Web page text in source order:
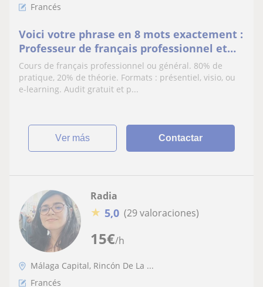
Francés
Voici votre phrase en 8 mots exactement :
Professeur de français professionnel et
conversationnel toutes catégories
Cours de français professionnel ou général. 80% de
pratique, 20% de théorie. Formats : présentiel, visio, ou
e-learning. Audit gratuit et p...
ver más Contactar
15€/h
Radia
★ 5,0 (29 valoraciones)
Málaga Capital, Rincón De La ...
Francés